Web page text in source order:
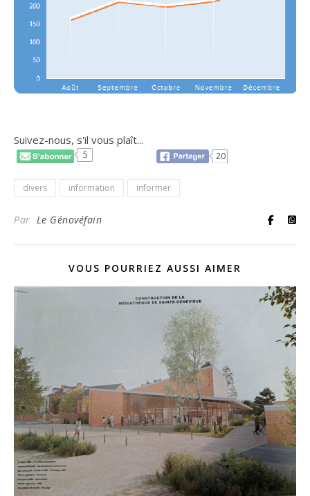
Suivez-nous, s'il vous plaît...
5 20
divers information informer
Par Le Génovéfain
VOUS POURRIEZ AUSSI AIMER